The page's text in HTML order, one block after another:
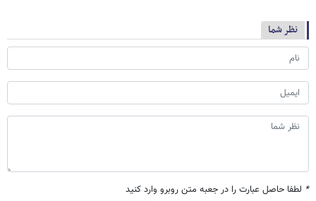
نظر شما
* لطفا حاصل عبارت را در جعبه متن روبرو وارد کنید